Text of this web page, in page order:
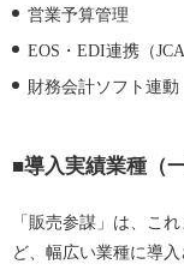
営業予算管理
EOS・EDI連携（
財務会計ソフト連動
■導入実績業種（一
「販売参謀」は、こ
ど、幅広い業種に導